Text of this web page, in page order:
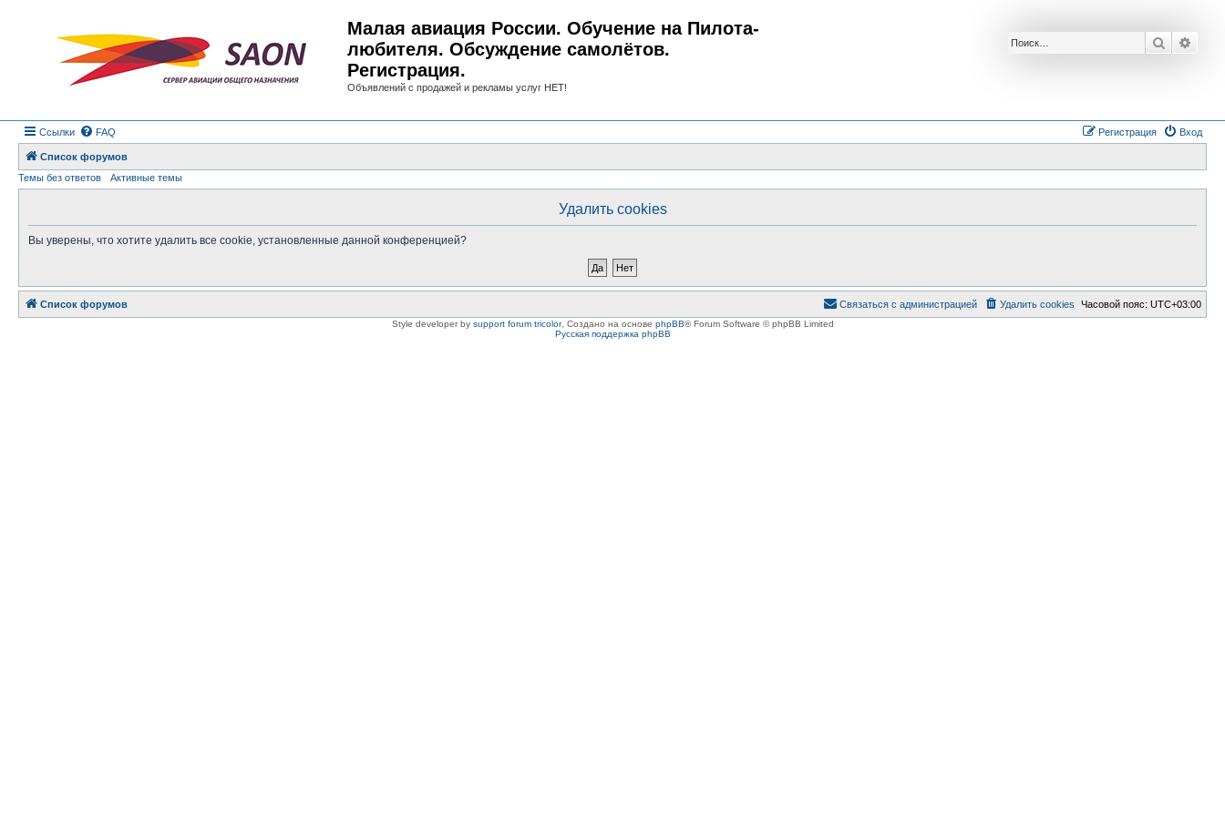
Малая авиация России. Обучение на Пилота-
любителя. Обсуждение самолётов.
Регистрация.
Объявлений с продажей и рекламы услуг НЕТ!
Поиск
Ссылки FAQ Вход
Регистрация
Список форумов
Темы без ответов
Активные темы
Удалить cookies
Вы уверены, что хотите удалить все cookie, установленные данной конференцией?
Список форумов Часовой пояс: UTC+03:00
Удалить cookies
Связаться с администрацией
Style developer by support forum tricolor, Создано на основе phpBB® Forum Software © phpBB Limited
Русская поддержка phpBB